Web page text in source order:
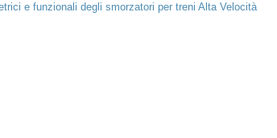
e funzionali degli smorzatori per treni Alta Velocità